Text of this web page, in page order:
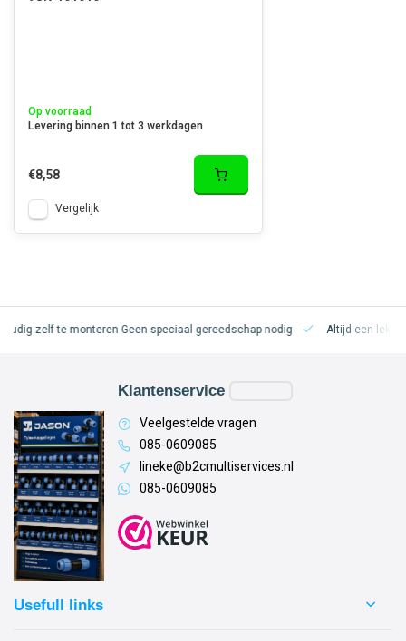
Op voorraad
Levering binnen 1 tot 3 werkdagen
€8,58
Vergelijk
zelf te monteren Geen speciaal gereedschap nodig Altijd een
Klantenservice
Veelgestelde vragen
085-0609085
lineke@b2cmultiservices.nl
085-0609085
Usefull links